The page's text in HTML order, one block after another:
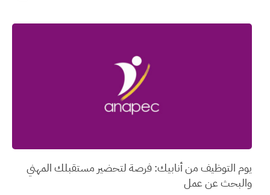
يوم التوظيف من أنابيك: فرصة لتحضير مستقبلك المهني
والبحث عن عمل